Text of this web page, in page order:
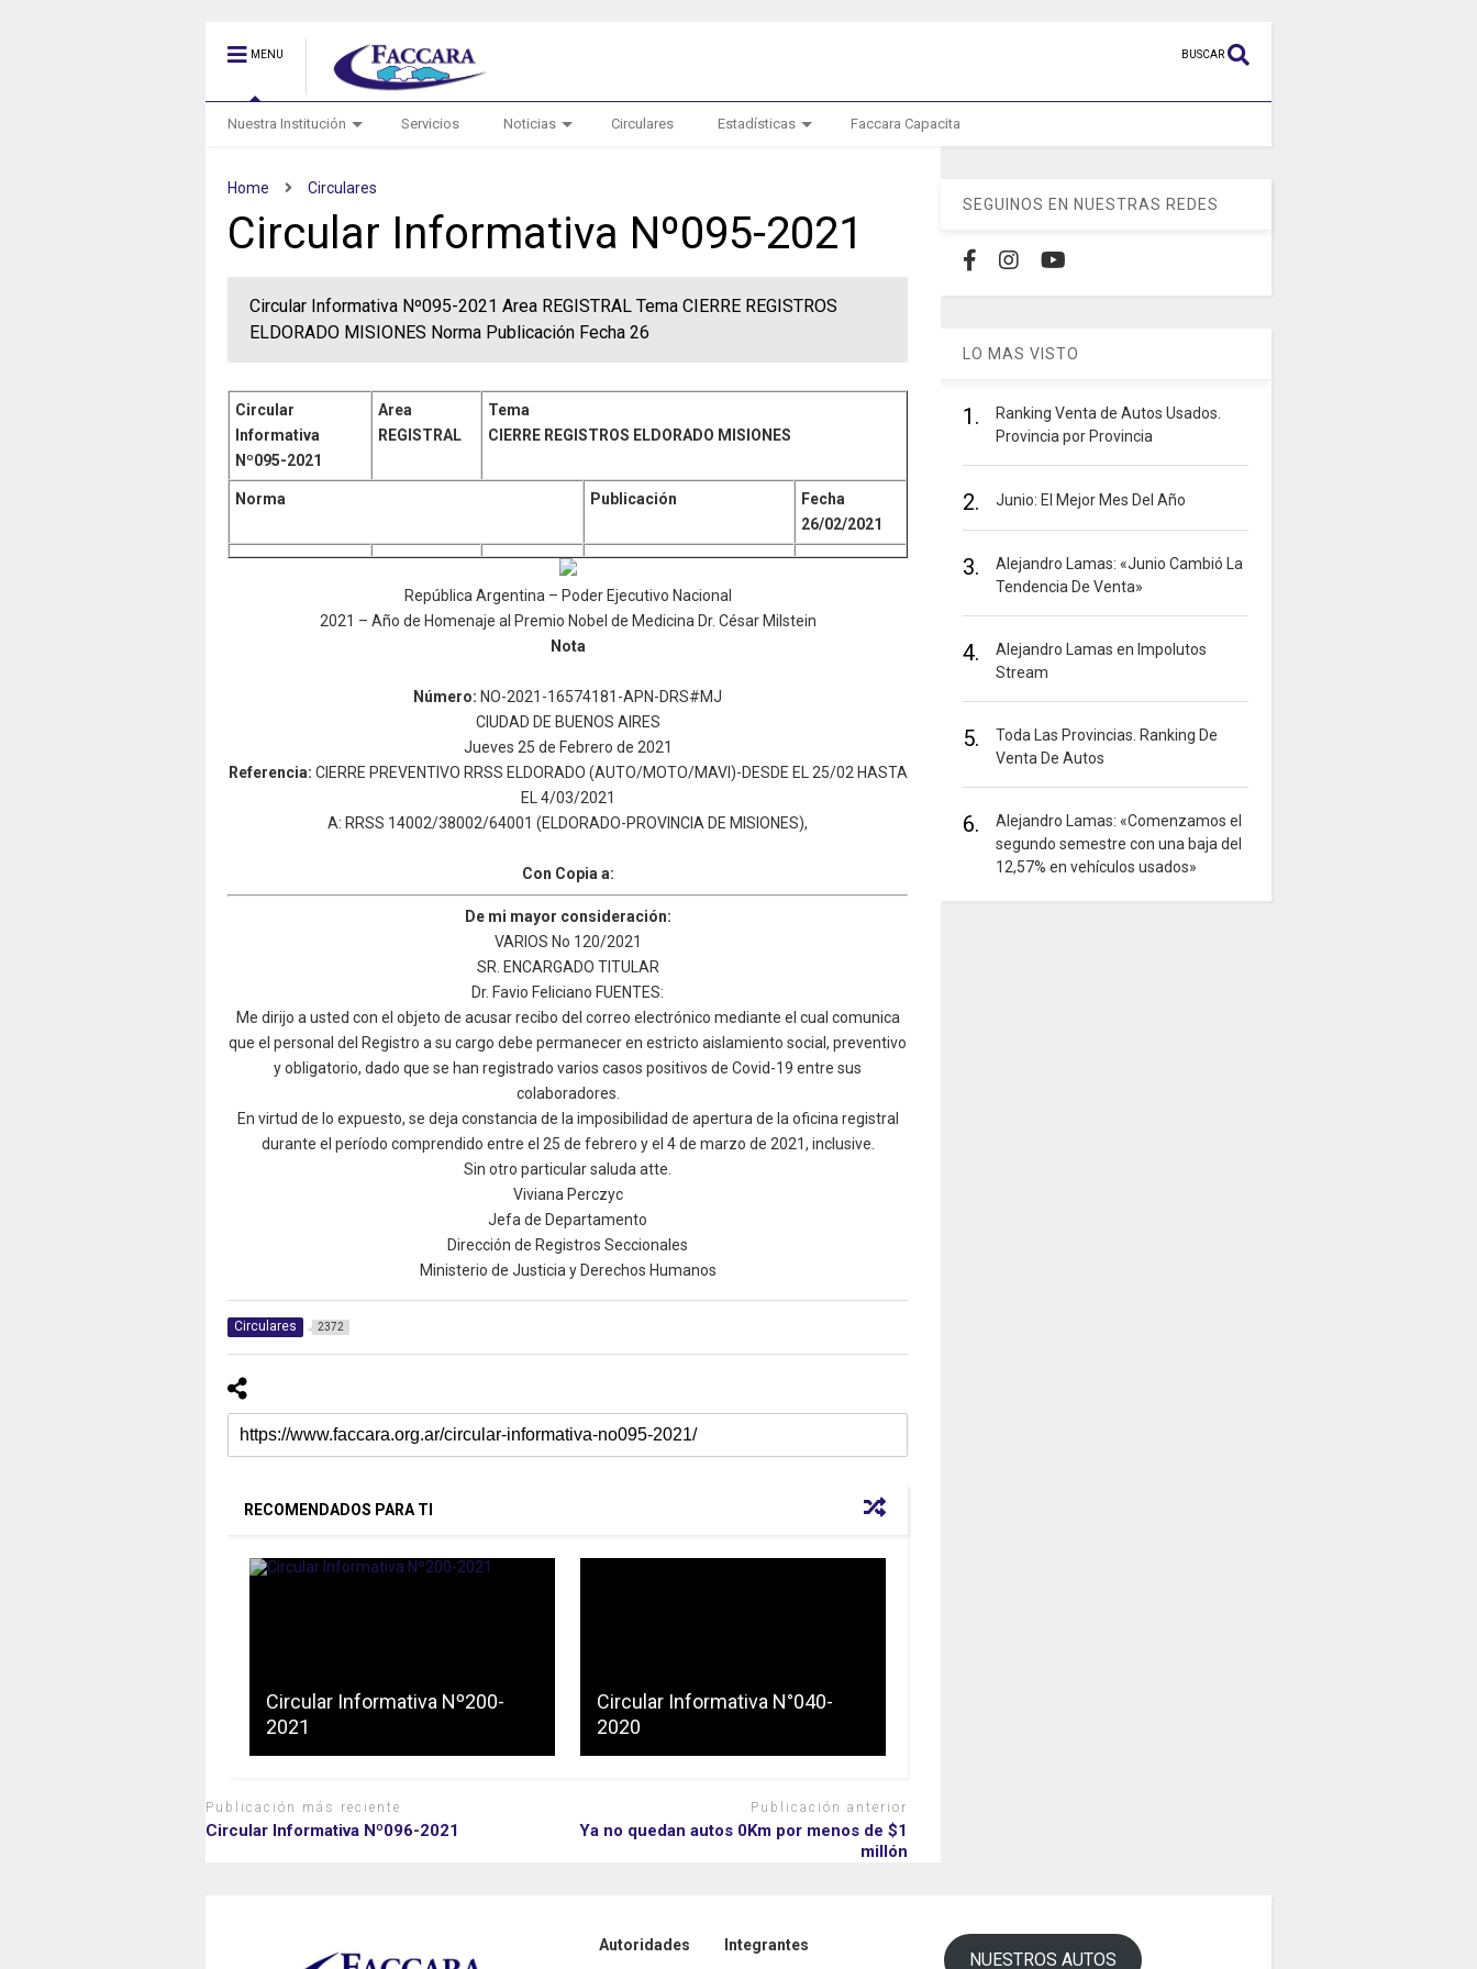
MENU BUSCAR
Nuestra Institución Servicios Noticias Circulares Estadísticas Faccara Capacita
Home Circulares
Circular Informativa Nº095-2021
Circular Informativa Nº095-2021 Area REGISTRAL Tema CIERRE REGISTROS
ELDORADO MISIONES Norma Publicación Fecha 26
Circular
Informativa
Nº095-2021
Area
REGISTRAL
Tema
CIERRE REGISTROS ELDORADO MISIONES
Norma Publicación
Fecha
26/02/2021
República Argentina – Poder Ejecutivo Nacional
2021 – Año de Homenaje al Premio Nobel de Medicina Dr. César Milstein
Nota
Número: NO-2021-16574181-APN-DRS#MJ
CIUDAD DE BUENOS AIRES
Jueves 25 de Febrero de 2021
Referencia: CIERRE PREVENTIVO RRSS ELDORADO (AUTO/MOTO/MAVI)-DESDE EL 25/02 HASTA
EL 4/03/2021
A: RRSS 14002/38002/64001 (ELDORADO-PROVINCIA DE MISIONES),
Con Copia a:
De mi mayor consideración:
VARIOS No 120/2021
SR. ENCARGADO TITULAR
Dr. Favio Feliciano FUENTES:
Me dirijo a usted con el objeto de acusar recibo del correo electrónico mediante el cual comunica
que el personal del Registro a su cargo debe permanecer en estricto aislamiento social, preventivo
y obligatorio, dado que se han registrado varios casos positivos de Covid-19 entre sus
colaboradores.
En virtud de lo expuesto, se deja constancia de la imposibilidad de apertura de la oficina registral
durante el período comprendido entre el 25 de febrero y el 4 de marzo de 2021, inclusive.
Sin otro particular saluda atte.
Viviana Perczyc
Jefa de Departamento
Dirección de Registros Seccionales
Ministerio de Justicia y Derechos Humanos
Circulares 2372
RECOMENDADOS PARA TI
Circular Informativa Nº200-
2021
Circular Informativa N°040-
2020
Publicación más reciente
Circular Informativa Nº096-2021
Publicación anterior
Ya no quedan autos 0Km por menos de $1
millón
SEGUINOS EN NUESTRAS REDES
LO MAS VISTO
1.
Ranking Venta de Autos Usados.
Provincia por Provincia
2. Junio: El Mejor Mes Del Año
3.
Alejandro Lamas: «Junio Cambió La
Tendencia De Venta»
4.
Alejandro Lamas en Impolutos
Stream
5.
Toda Las Provincias. Ranking De
Venta De Autos
6.
Alejandro Lamas: «Comenzamos el
segundo semestre con una baja del
12,57% en vehículos usados»
Autoridades Integrantes
NUESTROS AUTOS